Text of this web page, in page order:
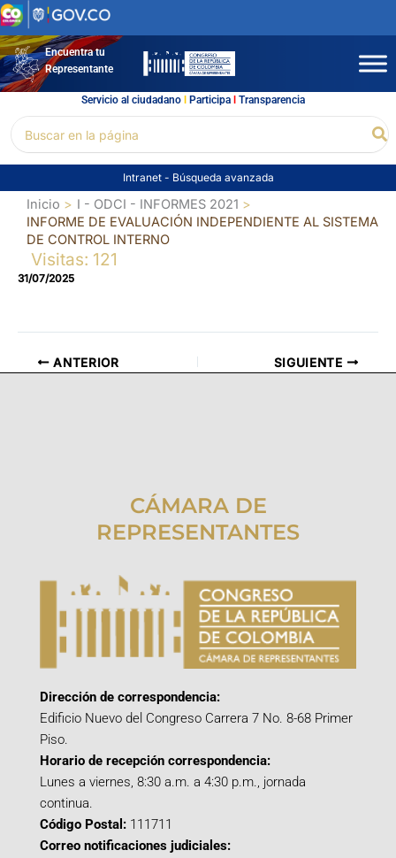
Ir
al
contenidoEncuentra tu
Representante
Servicio al ciudadano l Participal Transparencia
por:
Intranet - Búsqueda avanzada
Inicio
I - ODCI - INFORMES 2021
INFORME DE EVALUACIÓN INDEPENDIENTE AL SISTEMA
DE CONTROL INTERNO
Visitas: 121
31/07/2025
ANTERIOR SIGUIENTE
CÁMARA DE
REPRESENTANTES
Dirección de correspondencia:
Edificio Nuevo del Congreso Carrera 7 No. 8-68 Primer
Piso.
Horario de recepción correspondencia:
Lunes a viernes, 8:30 a.m. a 4:30 p.m., jornada
continua.
Código Postal: 111711
Correo notificaciones judiciales: